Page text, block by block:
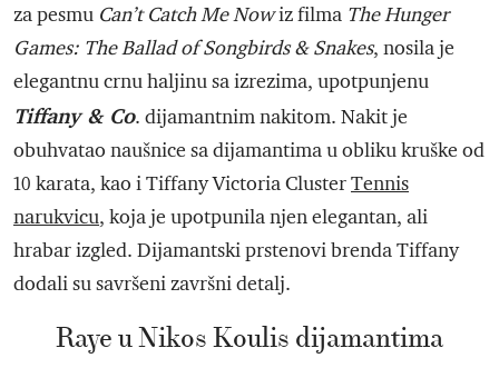
za pesmu Can’t Catch Me Nowiz filma The Hunger
Games: The Ballad of Songbirds & Snakes, nosila je
elegantnu crnu haljinu sa izrezima, upotpunjenu
Tiffany & Co. dijamantnim nakitom. Nakit je
obuhvatao naušnice sa dijamantima u obliku kruške od
10 karata, kao i Tiffany Victoria ClusterTennis
narukvicu, koja je upotpunila njen elegantan, ali
hrabar izgled. Dijamantski prstenovi brenda Tiffany
dodali su savršeni završni detalj.
Raye u Nikos Koulis dijamantima